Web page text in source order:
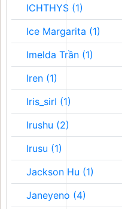
ICHTHYS (1)
Ice Margarita (1)
Imelda Trần (1)
Iren (1)
Iris_sirI (1)
Irushu (2)
Irusu (1)
Jackson Hu (1)
Janeyeno (4)